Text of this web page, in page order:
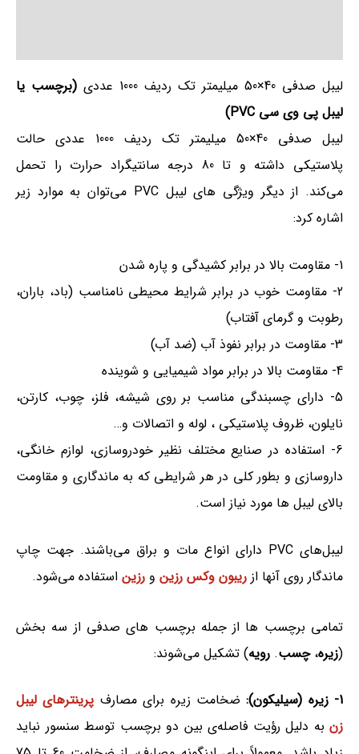
لیبل صدفی 40×50 میلیمتر تک ردیف 1000 عددی
(برچسب یا
لیبل پی وی سی PVC)
لیبل صدفی 40×50 میلیمتر تک ردیف 1000 عددی حالت
پلاستیکی داشته و تا 80 درجه سانتیگراد حرارت را تحمل
می‌کند. از دیگر ویژگی های لیبل PVC می‌توان به موارد زیر
اشاره کرد:
1- مقاومت بالا در برابر کشیدگی و پاره شدن
2- مقاومت خوب در برابر شرایط محیطی نامناسب (باد، باران،
رطوبت و گرمای آفتاب)
3- مقاومت در برابر نفوذ آب (ضد آب)
4- مقاومت بالا در برابر مواد شیمیایی و شوینده
5- دارای چسبندگی مناسب بر روی شیشه، فلز، چوب، کارتن،
نایلون، ظروف پلاستیکی ، لوله و اتصالات و…
6- استفاده در صنایع مختلف نظیر خودروسازی، لوازم خانگی،
داروسازی و بطور کلی در هر شرایطی که به ماندگاری و مقاومت
بالای لیبل ها مورد نیاز است.
لیبل‌های PVC دارای انواع مات و براق می‌باشند. جهت چاپ
ماندگار روی آنها از ریبون وکس رزین و رزین استفاده می‌شود.
تمامی برچسب ها از جمله برچسب های صدفی از سه بخش
(زیره،چسب. رویه) تشکیل می‌شوند:
1- زیره (سیلیکون): ضخامت زیره برای مصارف پرینترهای لیبل
زن به دلیل رؤیت فاصله‌ی بین دو برچسب توسط سنسور نباید